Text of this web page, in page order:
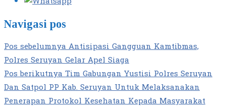
Navigasi pos
Pos sebelumnyaAntisipasi Gangguan Kamtibmas,
Polres Seruyan Gelar Apel Siaga
Pos berikutnyaTim Gabungan Yustisi Polres Seruyan
Dan Satpol PP Kab. Seruyan Untuk Melaksanakan
Penerapan Protokol Kesehatan Kepada Masyarakat